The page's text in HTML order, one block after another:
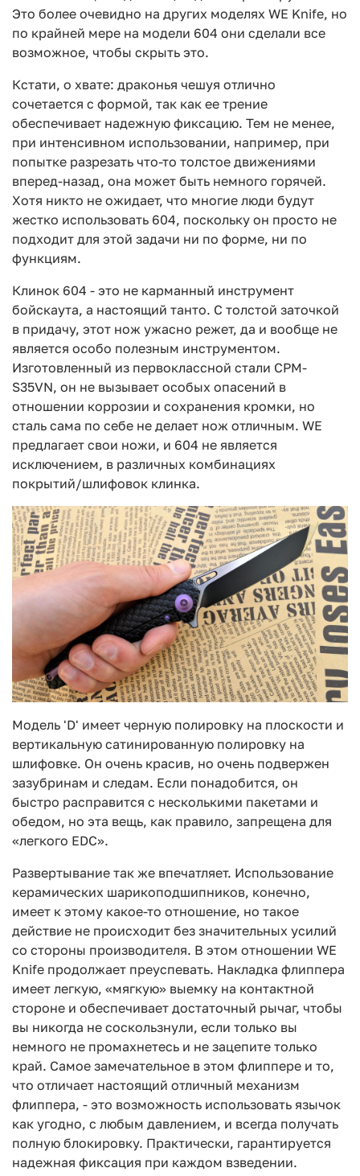
Это более очевидно на других моделях WE Knife, но
по крайней мере на модели 604 они сделали все
возможное, чтобы скрыть это.
Кстати, о хвате: драконья чешуя отлично
сочетается с формой, так как ее трение
обеспечивает надежную фиксацию. Тем не менее,
при интенсивном использовании, например, при
попытке разрезать что-то толстое движениями
вперед-назад, она может быть немного горячей.
Хотя никто не ожидает, что многие люди будут
жестко использовать 604, поскольку он просто не
подходит для этой задачи ни по форме, ни по
функциям.
Клинок 604 - это не карманный инструмент
бойскаута, а настоящий танто. С толстой заточкой
в придачу, этот нож ужасно режет, да и вообще не
является особо полезным инструментом.
Изготовленный из первоклассной стали CPM-
S35VN, он не вызывает особых опасений в
отношении коррозии и сохранения кромки, но
сталь сама по себе не делает нож отличным. WE
предлагает свои ножи, и 604 не является
исключением, в различных комбинациях
покрытий/шлифовок клинка.
Модель 'D' имеет черную полировку на плоскости и
вертикальную сатинированную полировку на
шлифовке. Он очень красив, но очень подвержен
зазубринам и следам. Если понадобится, он
быстро расправится с несколькими пакетами и
обедом, но эта вещь, как правило, запрещена для
«легкого EDC».
Развертывание так же впечатляет. Использование
керамических шарикоподшипников, конечно,
имеет к этому какое-то отношение, но такое
действие не происходит без значительных усилий
со стороны производителя. В этом отношении WE
Knife продолжает преуспевать. Накладка флиппера
имеет легкую, «мягкую» выемку на контактной
стороне и обеспечивает достаточный рычаг, чтобы
вы никогда не соскользнули, если только вы
немного не промахнетесь и не зацепите только
край. Самое замечательное в этом флиппере и то,
что отличает настоящий отличный механизм
флиппера, - это возможность использовать язычок
как угодно, с любым давлением, и всегда получать
полную блокировку. Практически, гарантируется
надежная фиксация при каждом взведении.